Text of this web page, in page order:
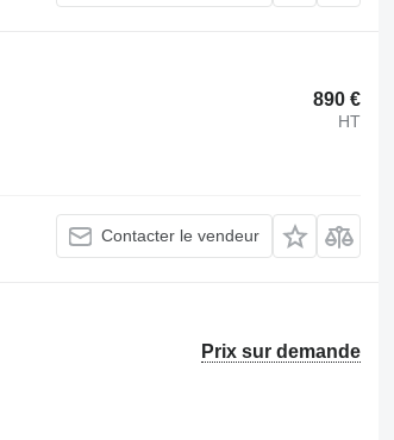
890 €
HT
Contacter le vendeur
Prix sur demande